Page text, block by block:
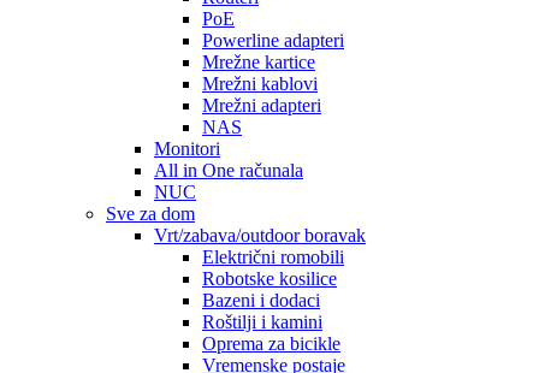
PoE
Powerline adapteri
Mrežne kartice
Mrežni kablovi
Mrežni adapteri
NAS
Monitori
All in One računala
NUC
Sve za dom
Vrt/zabava/outdoor boravak
Električni romobili
Robotske kosilice
Bazeni i dodaci
Roštilji i kamini
Oprema za bicikle
Vremenske postaje